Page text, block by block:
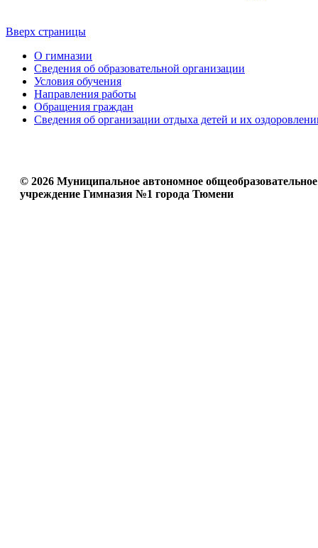
Вверх страницы
О гимназии
Сведения об образовательной организации
Условия обучения
Направления работы
Обращения граждан
Сведения об организации отдыха детей и их
© 2026 Муниципальное автономное общеобразовательное
учреждение Гимназия №1 города Тюмени